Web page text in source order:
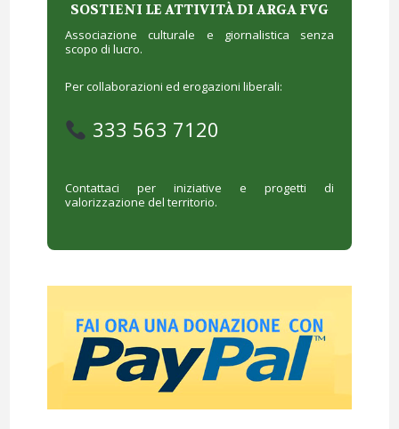
SOSTIENI LE ATTIVITÀ DI ARGA FVG
Associazione culturale e giornalistica senza
scopo di lucro.
Per collaborazioni ed erogazioni liberali:
333 563 7120
Contattaci per iniziative e progetti di
valorizzazione del territorio.